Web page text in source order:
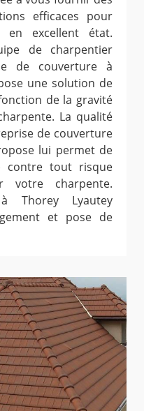
efficaces pour
en excellent état.
de charpentier
de couverture à
une solution de
de la gravité
La qualité
de couverture
lui permet de
contre tout risque
votre charpente.
Thorey Lyautey
et pose de